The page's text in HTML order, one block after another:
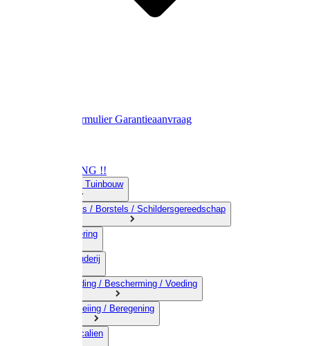
RetourformulierGarantieaanvraag
OPRUIMING !!
01) Land-& Tuinbouw
02) Bezems / Borstels / Schildersgereedschap
03) Afrastering
04) Veehouderij
05) Bestrijding / Bescherming / Voeding
06) Besproeiing / Beregening
07) Chemicalien